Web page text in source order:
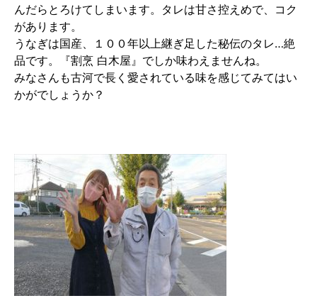
んだらとろけてしまいます。タレは甘さ控えめで、コク
があります。
うなぎは国産、１００年以上継ぎ足した秘伝のタレ…絶
品です。『割烹 白木屋』でしか味わえませんね。
みなさんも古河で長く愛されている味を感じてみてはい
かがでしょうか？